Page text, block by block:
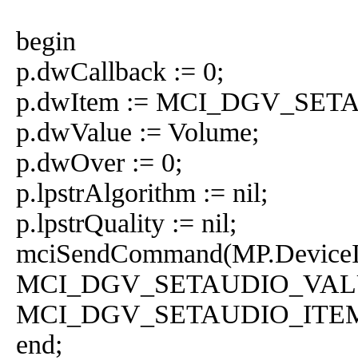
begin
p.dwCallback := 0;
p.dwItem :=
p.dwValue := Volume;
p.dwOver := 0;
p.lpstrAlgorithm := nil;
p.lpstrQuality := nil;
end;